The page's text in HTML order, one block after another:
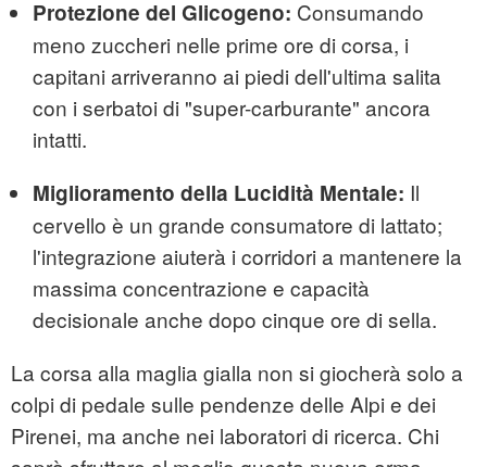
Protezione del Glicogeno: Consumando
meno zuccheri nelle prime ore di corsa, i
capitani arriveranno ai piedi dell'ultima salita
con i serbatoi di "super-carburante" ancora
intatti.
Miglioramento della Lucidità Mentale: Il
cervello è un grande consumatore di lattato;
l'integrazione aiuterà i corridori a mantenere la
massima concentrazione e capacità
decisionale anche dopo cinque ore di sella.
La corsa alla maglia gialla non si giocherà solo a
colpi di pedale sulle pendenze delle Alpi e dei
Pirenei, ma anche nei laboratori di ricerca. Chi